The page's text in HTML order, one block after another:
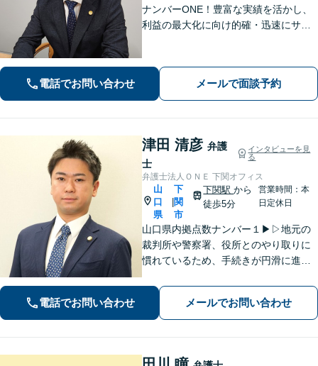
ナンバーONE！豊富な実績を活かし、
利益の最大化に向け的確・迅速にサポ
問題／交通事故等、あなたの味方とし
て尽力します【完全個室】【下関駅5
分】
電話でお問い合わせ メールで面談予約
津田 清彦 弁護
士
インタビューを見
る
弁護士法人ＯＮＥ 下関オフィス
山
口
県
下
関
市
下関駅から
徒歩5分
営業時間：本
日定休日
山口県内拠点数ナンバー１▶︎▷地元の
裁判所や警察署、役所とのやり取りに
慣れているため、手続きが円滑に進み
ことで、仕事帰りや急な事態でも相談
に行きやすくなります。法律トラブル
は「地域密着」の当事務所にご相談く
ださい。
電話でお問い合わせ メールでお問い合わせ